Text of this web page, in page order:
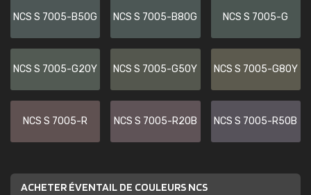
NCS S 7005-B50G NCS S 7005-B80G NCS S 7005-G
NCS S 7005-G20Y NCS S 7005-G50Y NCS S 7005-G80Y
NCS S 7005-R NCS S 7005-R20B NCS S 7005-R50B
ACHETER ÉVENTAIL DE COULEURS NCS